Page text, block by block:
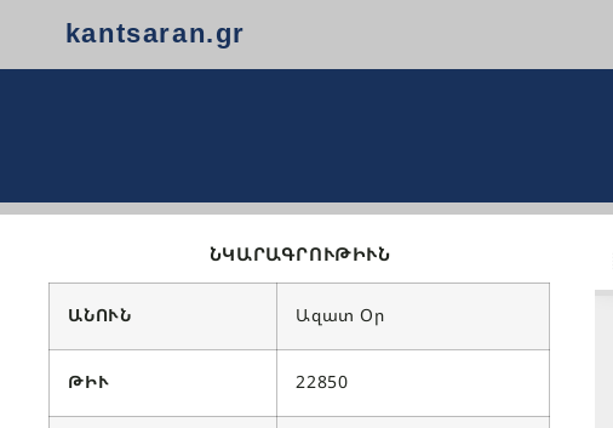
kantsaran.gr
ՆԿԱՐԱԳՐՈՒԹԻՒՆ
ԱՆՈՒՆ Ազատ Օր
ԹԻՒ 22850